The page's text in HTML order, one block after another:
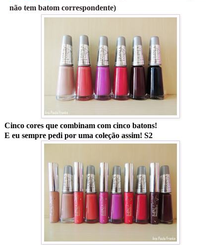
não tem batom correspondente)
Cinco cores que combinam com cinco batons!
E eu sempre pedi por uma coleção assim! S2